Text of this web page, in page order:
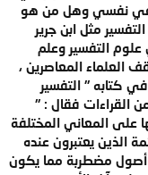
في نفسي وهل من هو
مثل ابن جرير
التفسير وعلم
العلماء المعاصرين ،
كتابه " التفسير
القراءات فقال : "
على المعاني المختلفة
الذين يعتبرون عنده
أصول مضطربة مما يكون